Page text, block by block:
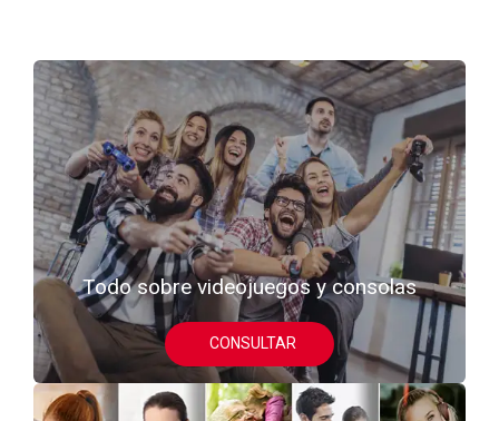
Todo sobre videojuegos y consolas
CONSULTAR